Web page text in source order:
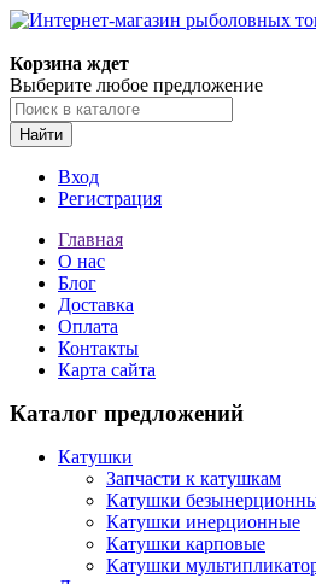
Корзина ждет
Выберите любое предложение
Найти
Вход
Регистрация
Главная
О нас
Блог
Доставка
Оплата
Контакты
Карта сайта
Каталог предложений
Катушки
Запчасти к катушкам
Катушки
Катушки инерционные
Катушки карповые
Катушки